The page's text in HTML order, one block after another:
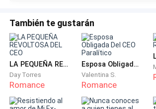
— Muy bien me gusta mucho como
así Donovan, no podrá hacer nada por
llegar el regalito que te prometí, tú
verás lo bien que te va a ir y de paso
que su ex mujer se folló a otro hombre
detestar aún más.
También te gustarán
LA PEQUEÑA REVOLTOSA DEL CEO
Day Torres
Romance
Esposa Obligada Del CEO Paralítico
Valentina S.
Romance